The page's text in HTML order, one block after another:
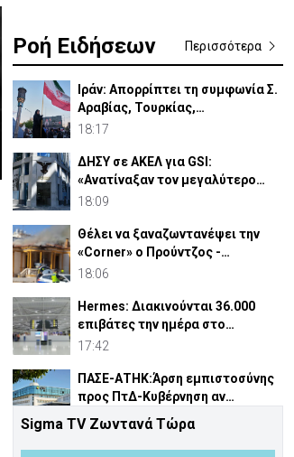
Ροή Ειδήσεων Περισσότερα
Ιράν: Απορρίπτει τη συμφωνία Σ.
Αραβίας, Τουρκίας,
Πακιστάν-«Μόνο στα χαρτιά»
18:17
ΔΗΣΥ σε ΑΚΕΛ για GSI:
«Ανατίναξαν τον μεγαλύτερο
ηλεκτροπαραγωγικό σταθμό»
18:09
Θέλει να ξαναζωντανέψει την
«Corner» o Προύντζος -
«Πληγώνει τις αναμνήσεις»
18:06
Hermes: Διακινούνται 36.000
επιβάτες την ημέρα στο
αεροδρόμιο Λάρνακας
17:42
ΠΑΣΕ-ΑΤΗΚ:Άρση εμπιστοσύνης
προς ΠτΔ-Κυβέρνηση αν
αντικατασταθεί ο Οικονομίδης
17:28
Άγκυρα: Η «Συμφωνία της
Sigma TV Ζωντανά Τώρα